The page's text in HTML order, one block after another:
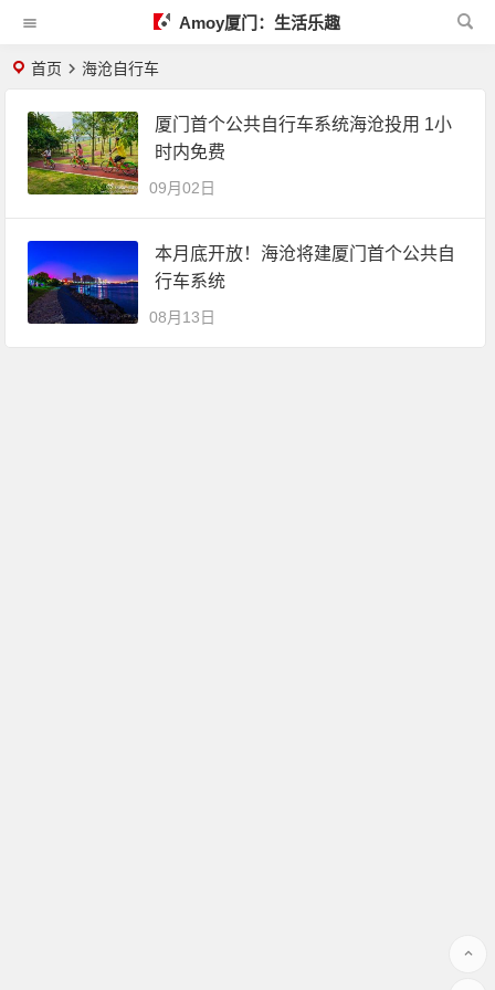
Amoy厦门：生活乐趣
首页 海沧自行车
厦门首个公共自行车系统海沧投用 1小
时内免费
09月02日
本月底开放！海沧将建厦门首个公共自
行车系统
08月13日